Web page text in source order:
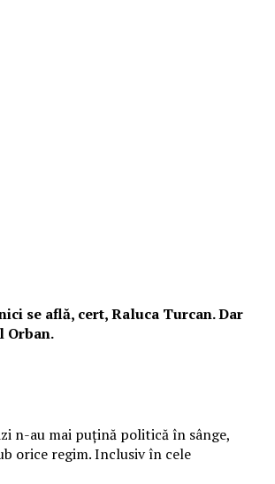
se află, cert, Raluca Turcan. Dar
Orban.
n-au mai puţină politică în sânge,
orice regim. Inclusiv în cele